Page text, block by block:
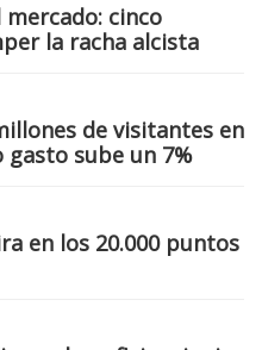
cinco
la racha alcista
de visitantes en
sube un 7%
en los 20.000 puntos